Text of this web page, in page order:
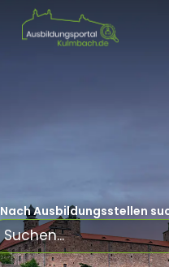
Nach Ausbildungsstellen